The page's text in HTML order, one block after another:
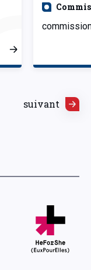
suivant